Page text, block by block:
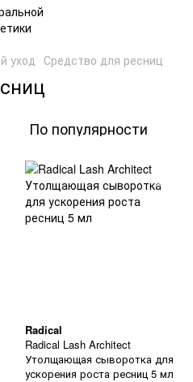
уход Средство для ресниц
По популярности
Radical
Radical Lash Architect
Утолщающая сыворотка для
ускорения роста ресниц 5 мл